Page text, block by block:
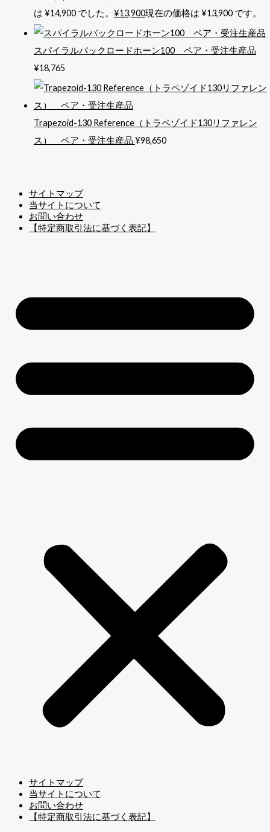
は ¥14,900 でした。 ¥13,900現在の価格は ¥13,900 です。
スパイラルバックロードホーン100 ペア・受注生産品
¥18,765
Trapezoid-130 Reference（トラペゾイド130リファレン
ス） ペア・受注生産品 ¥98,650
サイトマップ
当サイトについて
お問い合わせ
【特定商取引法に基づく表記】
サイトマップ
当サイトについて
お問い合わせ
【特定商取引法に基づく表記】